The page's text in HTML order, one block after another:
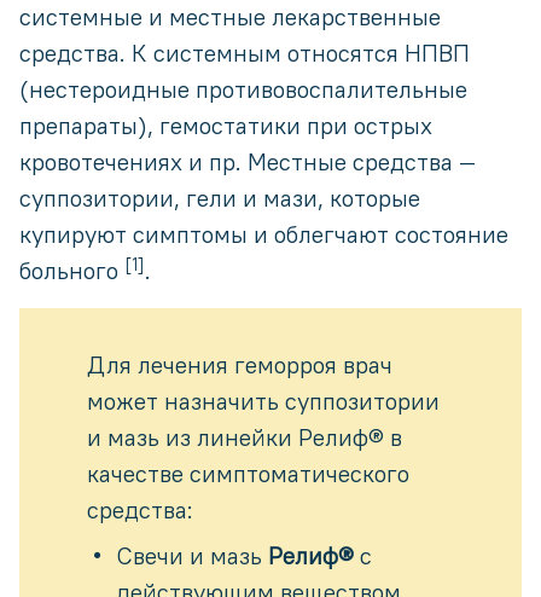
системные и местные лекарственные
средства. К системным относятся НПВП
(нестероидные противовоспалительные
препараты), гемостатики при острых
кровотечениях и пр. Местные средства —
суппозитории, гели и мази, которые
купируют симптомы и облегчают состояние
больного [1].
Для лечения геморроя врач
может назначить суппозитории
и мазь из линейки Релиф® в
качестве симптоматического
средства:
Свечи и мазь Релиф® с